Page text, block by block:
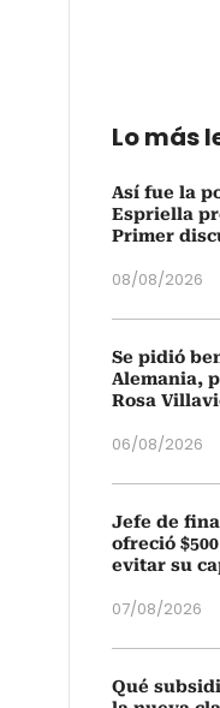
Lo más
Así fue la
Espriella
Primer
08/08/2026
Se pidió
Alemania,
Rosa
06/08/2026
Jefe de
ofreció
evitar su
07/08/2026
Qué